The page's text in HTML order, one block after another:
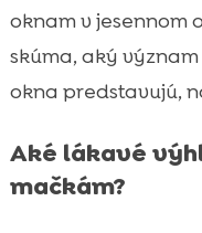
oknam v jesennom
skúma, aký
okna predstavujú,
Aké lákavé
mačkám?